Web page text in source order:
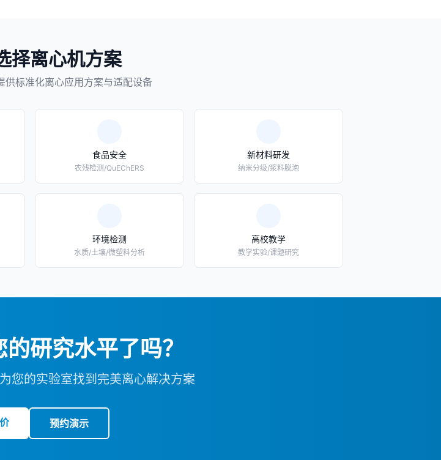
择离心机方案
供标准化离心应用方案与适配设备
食品安全
农残检测/QuEChERS
新材料研发
纳米分级/浆料脱泡
环境检测
水质/土壤/微塑料分析
高校教学
教学实验/课题研究
研究水平了吗？
您的实验室找到完美离心解决方案
预约演示